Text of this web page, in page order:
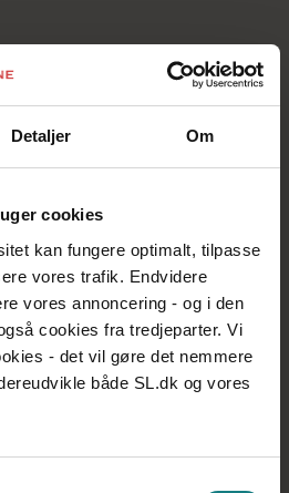
Detaljer Om
cookies
kan fungere optimalt, tilpasse
vores trafik. Endvidere
vores annoncering - og i den
cookies fra tredjeparter. Vi
- det vil gøre det nemmere
både SL.dk og vores